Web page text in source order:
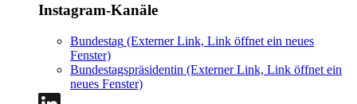
Instagram-Kanäle
Bundestag (Externer Link, Link öffnet ein neues
Fenster)
Bundestagspräsidentin (Externer Link, Link öffnet ein
neues Fenster)